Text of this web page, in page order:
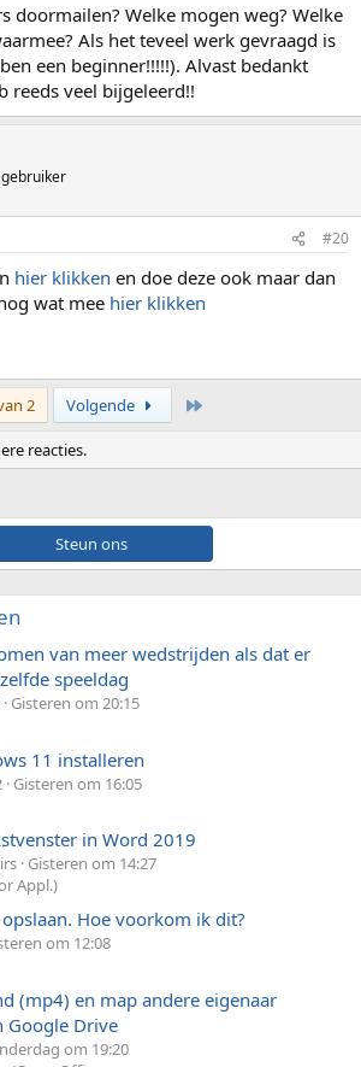
doormailen? Welke mogen weg? Welke
Als het teveel werk gevraagd is
een beginner!!!!!). Alvast bedankt
reeds veel bijgeleerd!!
#20
hier klikken en doe deze ook maar dan
wat mee hier klikken
2 Volgende
reacties.
ons
van meer wedstrijden als dat er
speeldag
Gisteren om 20:15
11 installeren
Gisteren om 16:05
in Word 2019
Gisteren om 14:27
Appl.)
Hoe voorkom ik dit?
om 12:08
(mp4) en map andere eigenaar
Google Drive
om 19:20